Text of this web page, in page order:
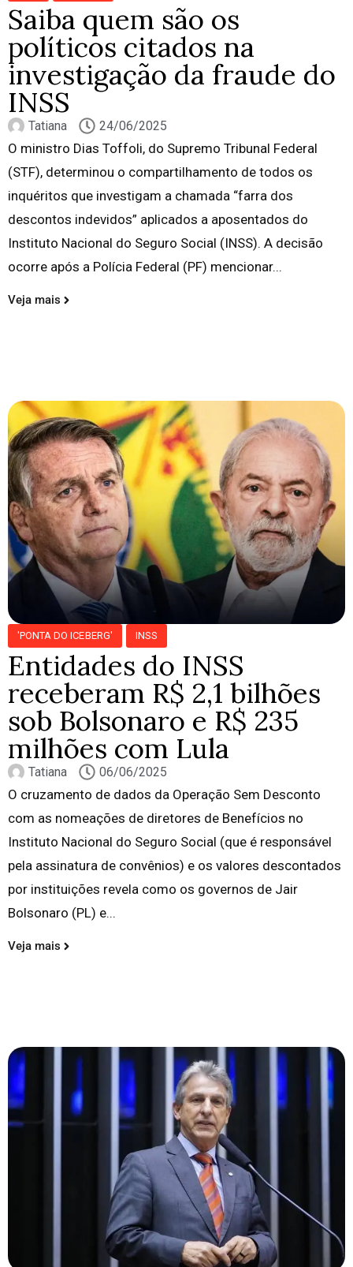
Saiba quem são os
políticos citados na
investigação da fraude do
INSS
Tatiana 24/06/2025
O ministro Dias Toffoli, do Supremo Tribunal Federal
(STF), determinou o compartilhamento de todos os
inquéritos que investigam a chamada “farra dos
descontos indevidos” aplicados a aposentados do
Instituto Nacional do Seguro Social (INSS). A decisão
ocorre após a Polícia Federal (PF) mencionar...
Veja mais
'PONTA DO ICEBERG' INSS
Entidades do INSS
receberam R$ 2,1 bilhões
sob Bolsonaro e R$ 235
milhões com Lula
Tatiana 06/06/2025
O cruzamento de dados da Operação Sem Desconto
com as nomeações de diretores de Benefícios no
Instituto Nacional do Seguro Social (que é responsável
pela assinatura de convênios) e os valores descontados
por instituições revela como os governos de Jair
Bolsonaro (PL) e...
Veja mais